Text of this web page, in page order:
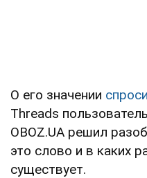
О его значении
Threads
OBOZ.UA решил
это слово и в каких
существует.